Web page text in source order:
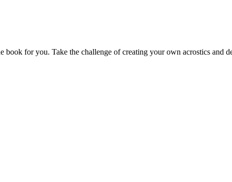
for you. Take the challenge of creating your own acrostics and